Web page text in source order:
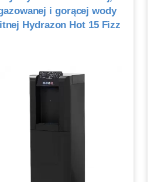
i gorącej wody
Hydrazon Hot 15 Fizz